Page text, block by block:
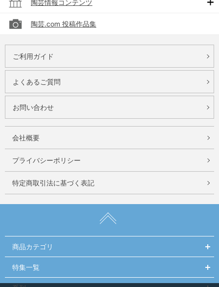
陶芸情報コンテンツ
陶芸.com 投稿作品集
ご利用ガイド
よくあるご質問
お問い合わせ
会社概要
プライバシーポリシー
特定商取引法に基づく表記
商品カテゴリ
特集一覧